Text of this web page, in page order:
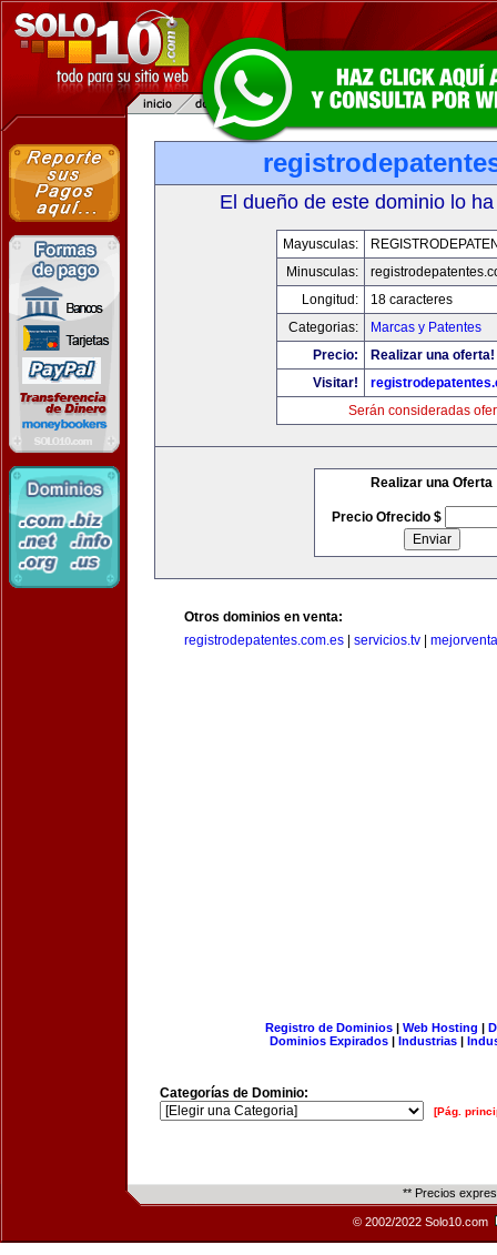
El dueño de este dominio lo
Mayusculas:
Minusculas:
Longitud:
18 caracteres
Categorias:
Marcas y Patentes
Precio:
Realizar una oferta!
Visitar!
Serán consideradas
Realizar una Oferta
Precio Ofrecido $
Otros dominios en venta:
registrodepatentes.com.es
servicios.tv
Registro de Dominios| Web Hosting |
Dominios Expirados | Industrias |
Categorías de Dominio:
[Pág.
** Precios
© 2002/2022 Solo10.com